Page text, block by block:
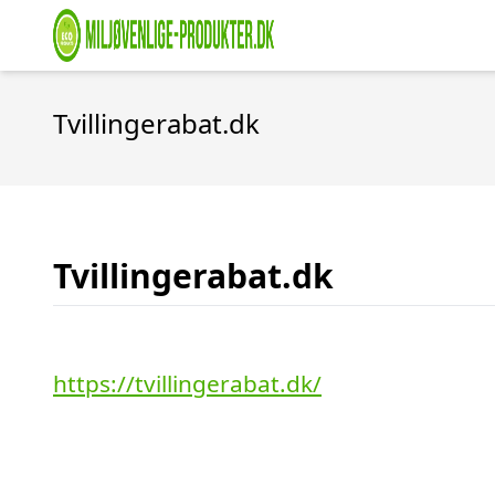
Tvillingerabat.dk
Tvillingerabat.dk
https://tvillingerabat.dk/